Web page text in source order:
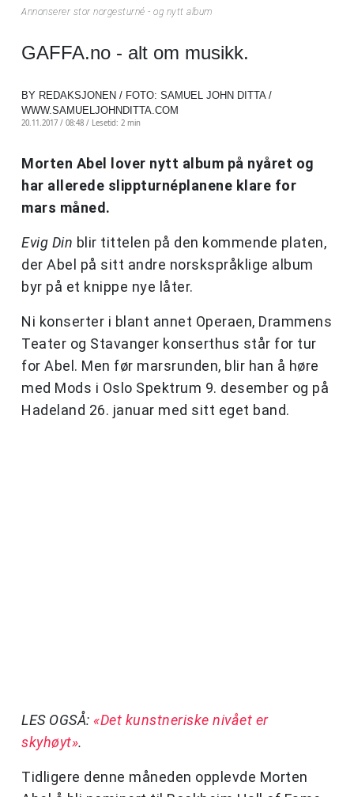
Annonserer stor norgesturné - og nytt album
GAFFA.no - alt om musikk.
BY REDAKSJONEN / FOTO: SAMUEL JOHN DITTA /
WWW.SAMUELJOHNDITTA.COM
20.11.2017 / 08:48 / Lesetid: 2 min
Morten Abel lover nytt album på nyåret og
har allerede slippturnéplanene klare for
mars måned.
Evig Din blir tittelen på den kommende platen,
der Abel på sitt andre norskspråklige album
byr på et knippe nye låter.
Ni konserter i blant annet Operaen, Drammens
Teater og Stavanger konserthus står for tur
for Abel. Men før marsrunden, blir han å høre
med Mods i Oslo Spektrum 9. desember og på
Hadeland 26. januar med sitt eget band.
LES OGSÅ: «Det kunstneriske nivået er
skyhøyt».
Tidligere denne måneden opplevde Morten